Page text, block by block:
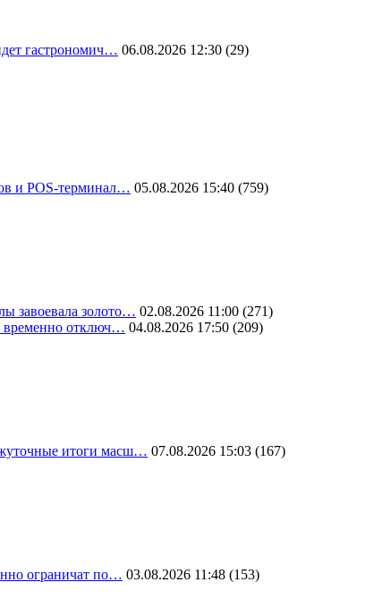
гастрономич… 06.08.2026 12:30 (29)
и POS-терминал… 05.08.2026 15:40 (759)
завоевала золото… 02.08.2026 11:00 (271)
временно отключ… 04.08.2026 17:50 (209)
итоги масш… 07.08.2026 15:03 (167)
ограничат по… 03.08.2026 11:48 (153)